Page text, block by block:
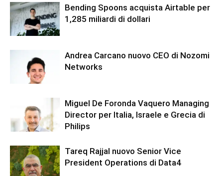
Bending Spoons acquista Airtable per
1,285 miliardi di dollari
Andrea Carcano nuovo CEO di Nozomi
Networks
Miguel De Foronda Vaquero Managing
Director per Italia, Israele e Grecia di
Philips
Tareq Rajjal nuovo Senior Vice
President Operations di Data4